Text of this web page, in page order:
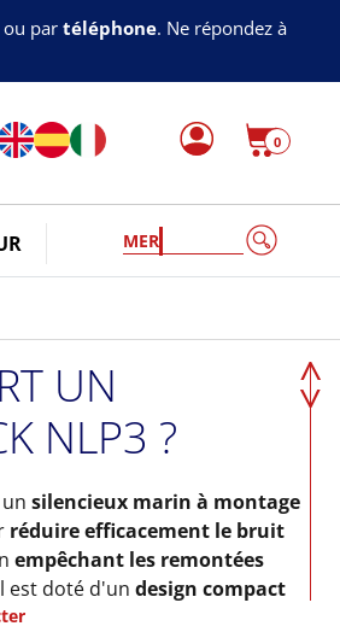
ou par téléphone. Ne répondez à
0
MERCRUISER
UN
NLP3 ?
unsilencieux marin à montage
réduire efficacement le bruit
empêchant les remontées
est doté d'undesign compact
rétention